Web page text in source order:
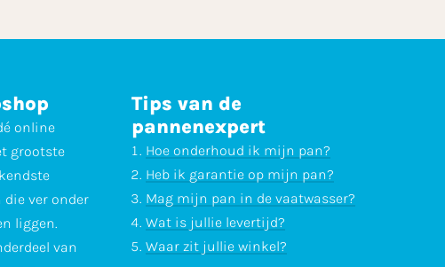
online
grootste
die ver onder
liggen.
van
Tips van de
pannenexpert
Hoe onderhoud ik mijn pan?
Heb ik garantie op mijn pan?
Mag mijn pan in de vaatwasser?
Wat is jullie levertijd?
Waar zit jullie winkel?